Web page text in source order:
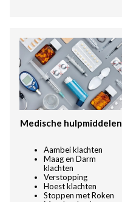
Medische hulpmiddelen
Aambei klachten
Maag en Darm
klachten
Verstopping
Hoest klachten
Stoppen met Roken